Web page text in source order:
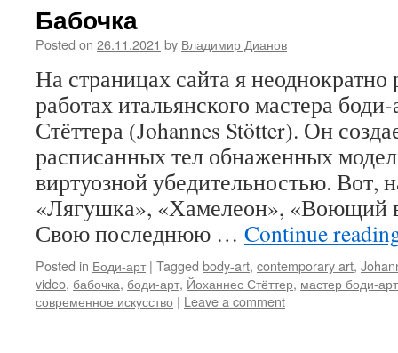
Бабочка
Posted on 26.11.2021 by Владимир Дианов
На страницах сайта я неоднократно
работах итальянского мастера
Стёттера (Johannes Stötter). Он
расписанных тел обнаженных
виртуозной убедительностью. Вот,
«Лягушка», «Хамелеон», «Воющий
Свою последнюю … Continue
Posted in Боди-арт | Tagged body-art, contemporary art,
video, бабочка, боди-арт, Йоханнес Стёттер, мастер боди-
современное искусство | Leave a comment